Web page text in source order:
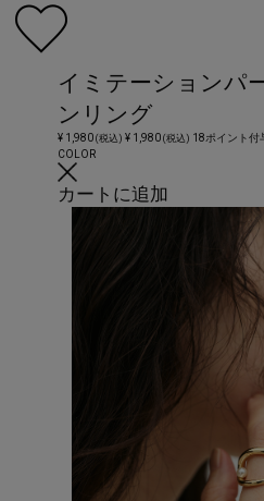
イミテーションパ
ンリング
¥ 1,980(税込) ¥ 1,980(税込) 18ポイント付
COLOR
カートに追加